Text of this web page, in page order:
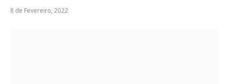
8 de Fevereiro, 2022